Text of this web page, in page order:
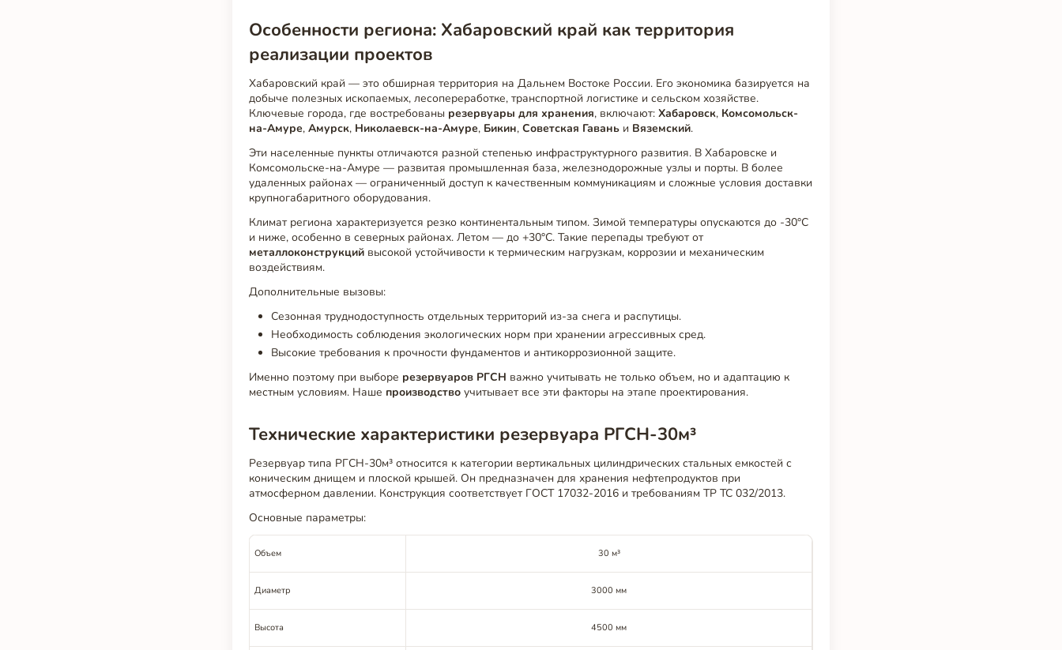
Особенности региона: Хабаровский край как территория
реализации проектов
Хабаровский край — это обширная территория на Дальнем Востоке России. Его экономика базируется на
добыче полезных ископаемых, лесопереработке, транспортной логистике и сельском хозяйстве.
Ключевые города, где востребованы резервуары для хранения, включают:Хабаровск, Комсомольск-
на-Амуре,Амурск, Николаевск-на-Амуре, Бикин,Советская Гавань и Вяземский.
Эти населенные пункты отличаются разной степенью инфраструктурного развития. В Хабаровске и
Комсомольске-на-Амуре — развитая промышленная база, железнодорожные узлы и порты. В более
удаленных районах — ограниченный доступ к качественным коммуникациям и сложные условия доставки
крупногабаритного оборудования.
Климат региона характеризуется резко континентальным типом. Зимой температуры опускаются до -30°C
и ниже, особенно в северных районах. Летом — до +30°C. Такие перепады требуют от
металлоконструкций высокой устойчивости к термическим нагрузкам, коррозии и механическим
воздействиям.
Дополнительные вызовы:
Сезонная труднодоступность отдельных территорий из-за снега и распутицы.
Необходимость соблюдения экологических норм при хранении агрессивных сред.
Высокие требования к прочности фундаментов и антикоррозионной защите.
Именно поэтому при выборе резервуаров РГСН важно учитывать не только объем, но и адаптацию к
местным условиям. Наше производство учитывает все эти факторы на этапе проектирования.
Технические характеристики резервуара РГСН-30м³
Резервуар типа РГСН-30м³ относится к категории вертикальных цилиндрических стальных емкостей с
коническим днищем и плоской крышей. Он предназначен для хранения нефтепродуктов при
атмосферном давлении. Конструкция соответствует ГОСТ 17032-2016 и требованиям ТР ТС 032/2013.
Основные параметры:
Объем 30 м³
Диаметр 3000 мм
Высота 4500 мм